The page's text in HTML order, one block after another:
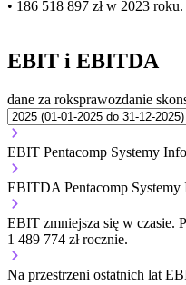
• 186 518 897 zł w 2023 roku.
EBIT i EBITDA
dane za roksprawozdanie
EBIT Pentacomp Systemy
EBITDA Pentacomp Systemy
EBIT zmniejsza się w czasie.
1 489 774 zł rocznie.
Na przestrzeni ostatnich lat